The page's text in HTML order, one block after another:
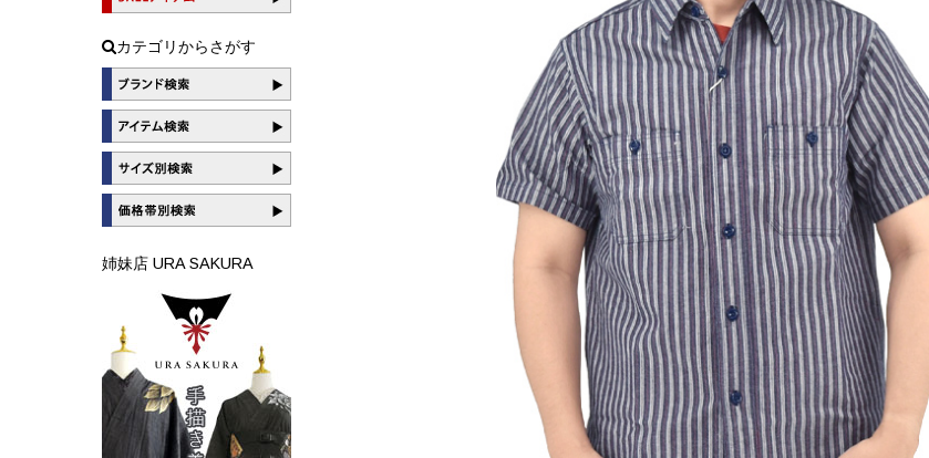
カテゴリからさがす
姉妹店 URA SAKURA